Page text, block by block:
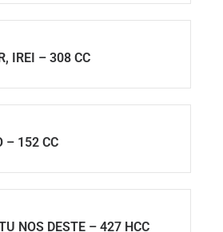
IREI – 308 CC
– 152 CC
NOS DESTE – 427 HCC